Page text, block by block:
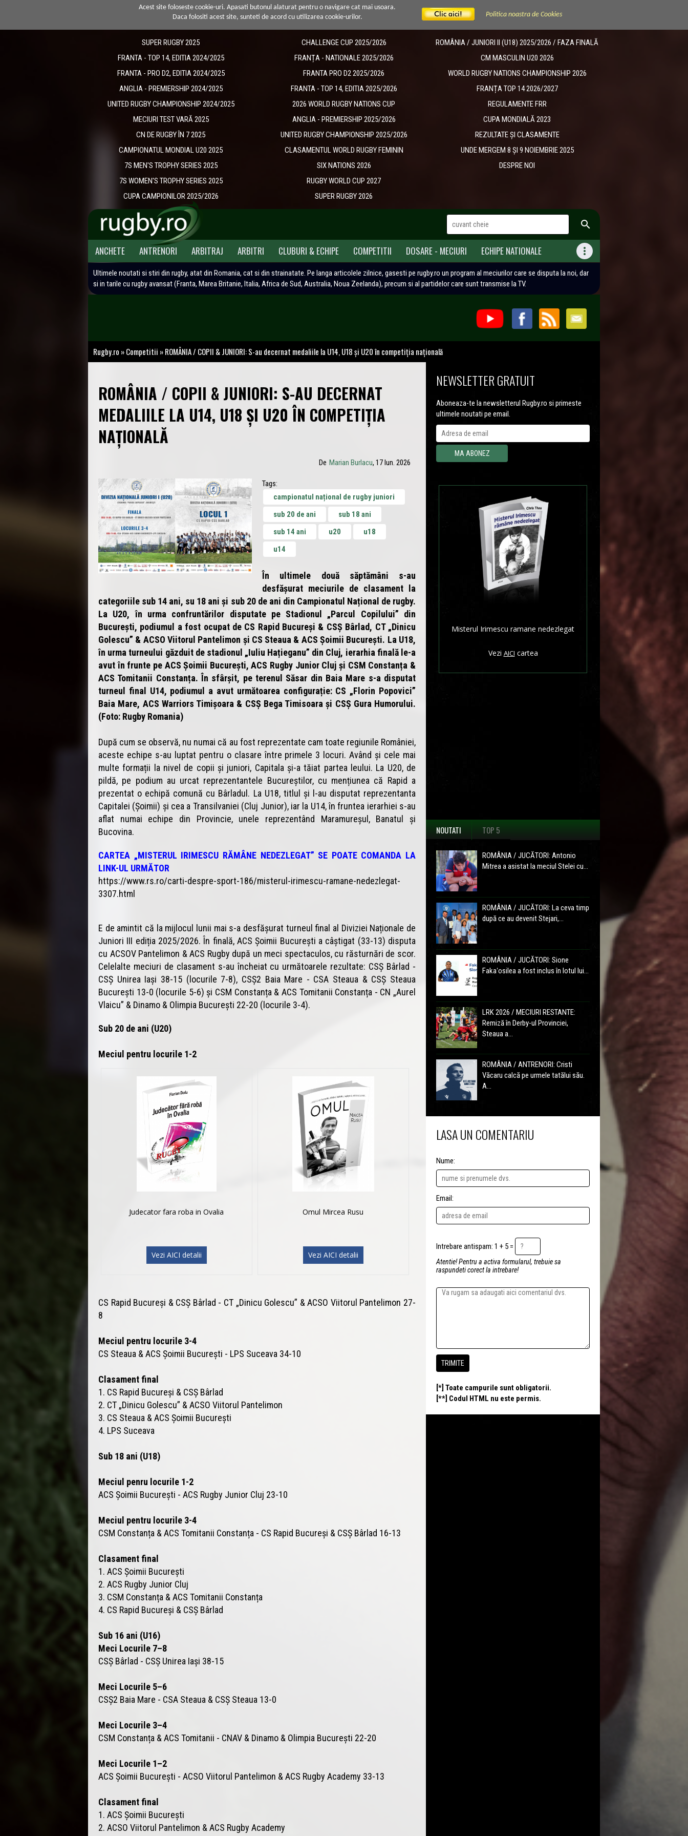
Politica noastra de Cookies
Acest site foloseste cookie-uri. Apasati butonul alaturat pentru o navigare cat mai usoara.
Daca folositi acest site, sunteti de acord cu utilizarea cookie-urilor.
SUPER RUGBY 2025
FRANTA - TOP 14, EDITIA 2024/2025
FRANTA - PRO D2, EDITIA 2024/2025
ANGLIA - PREMIERSHIP 2024/2025
UNITED RUGBY CHAMPIONSHIP 2024/2025
MECIURI TEST VARĂ 2025
CN DE RUGBY ÎN 7 2025
CAMPIONATUL MONDIAL U20 2025
7S MEN'S TROPHY SERIES 2025
7S WOMEN'S TROPHY SERIES 2025
CUPA CAMPIONILOR 2025/2026
CHALLENGE CUP 2025/2026
​FRANȚA - NATIONALE 2025/2026
FRANTA PRO D2 2025/2026
FRANTA - TOP 14, EDITIA 2025/2026
2026 WORLD RUGBY NATIONS CUP
ANGLIA - PREMIERSHIP 2025/2026
UNITED RUGBY CHAMPIONSHIP 2025/2026
CLASAMENTUL WORLD RUGBY FEMININ
SIX NATIONS 2026
RUGBY WORLD CUP 2027
SUPER RUGBY 2026
ROMÂNIA / JUNIORI II (U18) 2025/2026 / FAZA FINALĂ
CM MASCULIN U20 2026
WORLD RUGBY NATIONS CHAMPIONSHIP 2026
FRANȚA TOP 14 2026/2027
REGULAMENTE FRR
CUPA MONDIALĂ 2023
REZULTATE ȘI CLASAMENTE
UNDE MERGEM 8 ȘI 9 NOIEMBRIE 2025
DESPRE NOI

ANCHETE ANTRENORI ARBITRAJ ARBITRI CLUBURI & ECHIPE COMPETITII DOSARE - MECIURI ECHIPE NATIONALE 
Ultimele noutati si stiri din rugby, atat din Romania, cat si din strainatate. Pe langa articolele zilnice, gasesti pe rugby.ro un program al meciurilor care se disputa la noi, dar
si in tarile cu rugby avansat (Franta, Marea Britanie, Italia, Africa de Sud, Australia, Noua Zeelanda), precum si al partidelor care sunt transmise la TV.
Rugby.ro »Competitii »ROMÂNIA / COPII & JUNIORI: S-au decernat medaliile la U14, U18 și U20 în competiția națională
ROMÂNIA / COPII & JUNIORI: S-AU DECERNAT
MEDALIILE LA U14, U18 ȘI U20 ÎN COMPETIȚIA
NAȚIONALĂ
De Marian Burlacu, 17 Iun. 2026
Tags:
campionatul național de rugby juniori
sub 20 de ani
sub 18 ani
sub 14 ani
u20
u18
u14
În ultimele două săptămâni s-au
desfășurat meciurile de clasament la
categoriile sub 14 ani, su 18 ani și sub 20 de ani din Campionatul Național de rugby.
La U20, în urma confruntărilor disputate pe Stadionul „Parcul Copilului” din
București, podiumul a fost ocupat de CS Rapid Bucureși & CSȘ Bârlad, CT „Dinicu
Golescu” & ACSO Viitorul Pantelimon și CS Steaua & ACS Șoimii București. La U18,
în urma turneului găzduit de stadionul „Iuliu Hațieganu” din Cluj, ierarhia finală le-a
avut în frunte pe ACS Șoimii București, ACS Rugby Junior Cluj și CSM Constanța &
ACS Tomitanii Constanța. În sfârșit, pe terenul Săsar din Baia Mare s-a disputat
turneul final U14, podiumul a avut următoarea configurație: CS „Florin Popovici”
Baia Mare, ACS Warriors Timișoara & CSȘ Bega Timisoara și CSȘ Gura Humorului.
(Foto: Rugby Romania)
După cum se observă, nu numai că au fost reprezentate cam toate regiunile României,
aceste echipe s-au luptat pentru o clasare între primele 3 locuri. Având și cele mai
multe formații la nivel de copii și juniori, Capitala și-a tăiat partea leului. La U20, de
pildă, pe podium au urcat reprezentantele Bucureștilor, cu mențiunea că Rapid a
prezentat o echipă comună cu Bârladul. La U18, titlul și l-au disputat reprezentanta
Capitalei (Șoimii) și cea a Transilvaniei (Cluj Junior), iar la U14, în fruntea ierarhiei s-au
aflat numai echipe din Provincie, unele reprezentând Maramureșul, Banatul și
Bucovina.
CARTEA „MISTERUL IRIMESCU RĂMÂNE NEDEZLEGAT” SE POATE COMANDA LA
LINK-UL URMĂTOR
https://www.rs.ro/carti-despre-sport-186/misterul-irimescu-ramane-nedezlegat-
3307.html
E de amintit că la mijlocul lunii mai s-a desfășurat turneul final al Diviziei Naționale de
Juniori III ediția 2025/2026. În finală, ACS Șoimii București a câștigat (33-13) disputa
cu ACSOV Pantelimon & ACS Rugby după un meci spectaculos, cu răsturnări de scor.
Celelalte meciuri de clasament s-au încheiat cu următoarele rezultate: CSȘ Bârlad -
CSȘ Unirea Iași 38-15 (locurile 7-8), CSȘ2 Baia Mare - CSA Steaua & CSȘ Steaua
București 13-0 (locurile 5-6) și CSM Constanța & ACS Tomitanii Constanța - CN „Aurel
Vlaicu” & Dinamo & Olimpia București 22-20 (locurile 3-4).
Sub 20 de ani (U20)
Meciul pentru locurile 1-2
Judecator fara roba in Ovalia
Vezi AICI detalii
Omul Mircea Rusu
Vezi AICI detalii
CS Rapid Bucureși & CSȘ Bârlad - CT „Dinicu Golescu” & ACSO Viitorul Pantelimon 27-
8
Meciul pentru locurile 3-4
CS Steaua & ACS Șoimii București - LPS Suceava 34-10
Clasament final
1. CS Rapid Bucureși & CSȘ Bârlad
2. CT „Dinicu Golescu” & ACSO Viitorul Pantelimon
3. CS Steaua & ACS Șoimii București
4. LPS Suceava
Sub 18 ani (U18)
Meciul penru locurile 1-2
ACS Șoimii București - ACS Rugby Junior Cluj 23-10
Meciul pentru locurile 3-4
CSM Constanța & ACS Tomitanii Constanța - CS Rapid Bucureși & CSȘ Bârlad 16-13
Clasament final
1. ACS Șoimii București
2. ACS Rugby Junior Cluj
3. CSM Constanța & ACS Tomitanii Constanța
4. CS Rapid Bucureși & CSȘ Bârlad
Sub 16 ani (U16)
Meci Locurile 7–8
CSȘ Bârlad - CSȘ Unirea Iași 38-15
Meci Locurile 5–6
CSȘ2 Baia Mare - CSA Steaua & CSȘ Steaua 13-0
Meci Locurile 3–4
CSM Constanța & ACS Tomitanii - CNAV & Dinamo & Olimpia București 22-20
Meci Locurile 1–2
ACS Șoimii București - ACSO Viitorul Pantelimon & ACS Rugby Academy 33-13
Clasament final
1. ACS Șoimii București
2. ACSO Viitorul Pantelimon & ACS Rugby Academy
NEWSLETTER GRATUIT
Aboneaza-te la newsletterul Rugby.ro si primeste
ultimele noutati pe email.
Misterul Irimescu ramane nedezlegat
Vezi AICI cartea
NOUTATI TOP 5
ROMÂNIA / JUCĂTORI: Antonio
Mitrea a asistat la meciul Stelei cu...
ROMÂNIA / JUCĂTORI: La ceva timp
după ce au devenit Stejari,...
ROMÂNIA / JUCĂTORI: Sione
Fakaʻosilea a fost inclus în lotul lui...
LRK 2026 / MECIURI RESTANTE:
Remiză în Derby-ul Provinciei,
Steaua a...
ROMÂNIA / ANTRENORI: Cristi
Văcaru calcă pe urmele tatălui său.
A...
LASA UN COMENTARIU
Nume:
Email:
Intrebare antispam: 1 + 5 =
Atentie! Pentru a activa formularul, trebuie sa
raspundeti corect la intrebare!
[*] Toate campurile sunt obligatorii.
[**] Codul HTML nu este permis.